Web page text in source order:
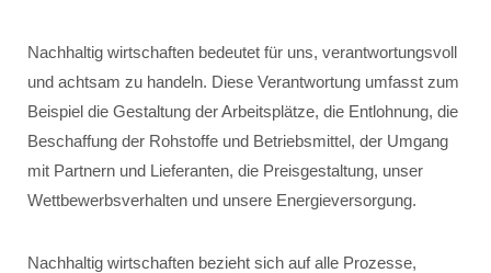
Nachhaltig wirtschaften bedeutet für uns, verantwortungsvoll
und achtsam zu handeln. Diese Verantwortung umfasst zum
Beispiel die Gestaltung der Arbeitsplätze, die Entlohnung, die
Beschaffung der Rohstoffe und Betriebsmittel, der Umgang
mit Partnern und Lieferanten, die Preisgestaltung, unser
Wettbewerbsverhalten und unsere Energieversorgung.
Nachhaltig wirtschaften bezieht sich auf alle Prozesse,